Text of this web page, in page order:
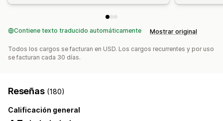
Contiene texto traducido automáticamente Mostrar original
Todos los cargos se facturan en USD. Los cargos recurrentes y por uso
se facturan cada 30 días.
Reseñas (180)
Calificación general